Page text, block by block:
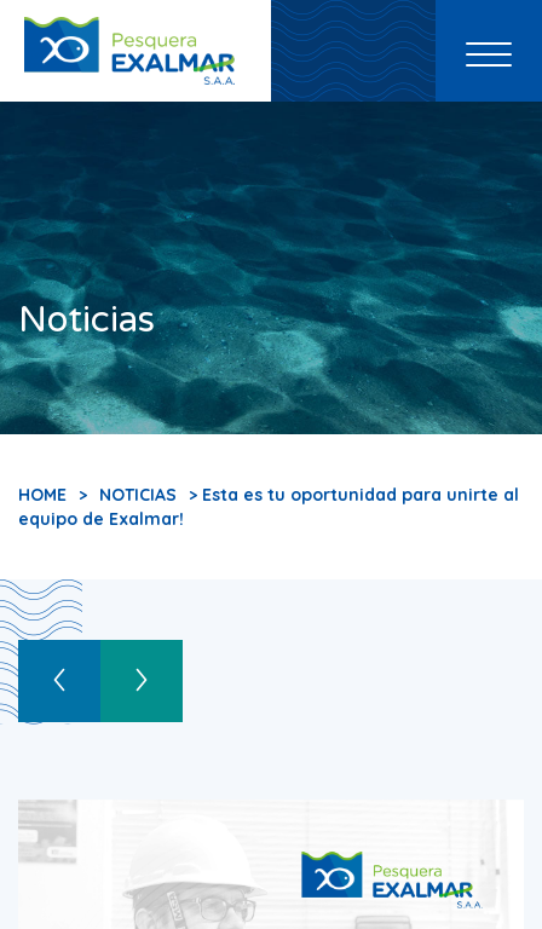
Toggle
Noticias
HOME > NOTICIAS
> Esta es tu oportunidad para unirte al
equipo de Exalmar!